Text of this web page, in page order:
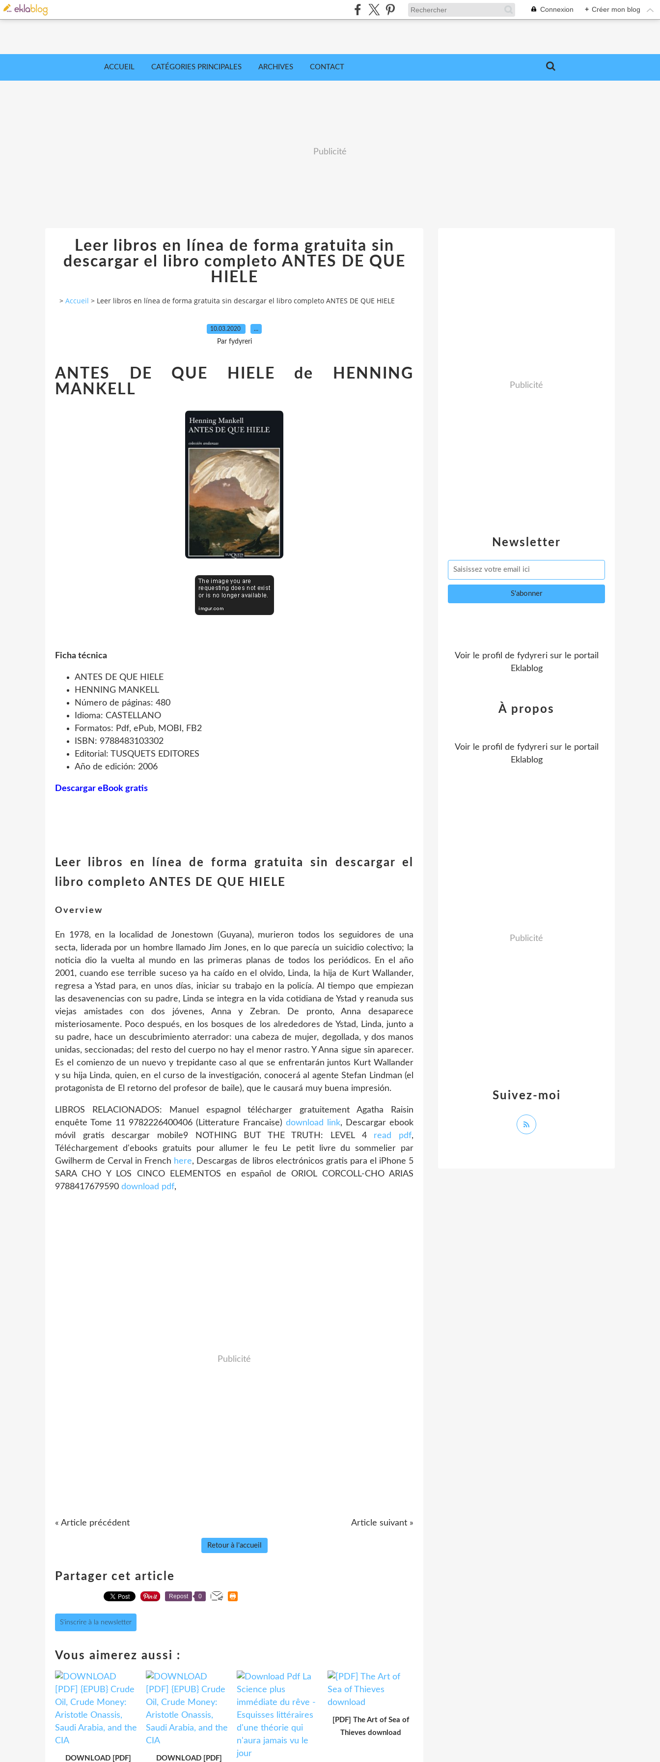
Connexion + Créer mon blog
ACCUEIL CATÉGORIES PRINCIPALES ARCHIVES CONTACT
Publicité
Leer libros en línea de forma gratuita sin
descargar el libro completo ANTES DE QUE
HIELE
> Accueil > Leer libros en línea de forma gratuita sin descargar el libro completo ANTES DE QUE HIELE
10.03.2020 …
Par fydyreri
ANTES DE QUE HIELE de HENNING
MANKELL
Ficha técnica
ANTES DE QUE HIELE
HENNING MANKELL
Número de páginas: 480
Idioma: CASTELLANO
Formatos: Pdf, ePub, MOBI, FB2
ISBN: 9788483103302
Editorial: TUSQUETS EDITORES
Año de edición: 2006
Descargar eBook gratis
Leer libros en línea de forma gratuita sin descargar el
libro completo ANTES DE QUE HIELE
Overview
En 1978, en la localidad de Jonestown (Guyana), murieron todos los seguidores de una
secta, liderada por un hombre llamado Jim Jones, en lo que parecía un suicidio colectivo; la
noticia dio la vuelta al mundo en las primeras planas de todos los periódicos. En el año
2001, cuando ese terrible suceso ya ha caído en el olvido, Linda, la hija de Kurt Wallander,
regresa a Ystad para, en unos días, iniciar su trabajo en la policía. Al tiempo que empiezan
las desavenencias con su padre, Linda se integra en la vida cotidiana de Ystad y reanuda sus
viejas amistades con dos jóvenes, Anna y Zebran. De pronto, Anna desaparece
misteriosamente. Poco después, en los bosques de los alrededores de Ystad, Linda, junto a
su padre, hace un descubrimiento aterrador: una cabeza de mujer, degollada, y dos manos
unidas, seccionadas; del resto del cuerpo no hay el menor rastro. Y Anna sigue sin aparecer.
Es el comienzo de un nuevo y trepidante caso al que se enfrentarán juntos Kurt Wallander
y su hija Linda, quien, en el curso de la investigación, conocerá al agente Stefan Lindman (el
protagonista de El retorno del profesor de baile), que le causará muy buena impresión.
LIBROS RELACIONADOS: Manuel espagnol télécharger gratuitement Agatha Raisin
enquête Tome 11 9782226400406 (Litterature Francaise) download link, Descargar ebook
móvil gratis descargar mobile9 NOTHING BUT THE TRUTH: LEVEL 4 read pdf,
Téléchargement d'ebooks gratuits pour allumer le feu Le petit livre du sommelier par
Gwilherm de Cerval in French here, Descargas de libros electrónicos gratis para el iPhone 5
SARA CHO Y LOS CINCO ELEMENTOS en español de ORIOL CORCOLL-CHO ARIAS
9788417679590 download pdf,
Publicité
« Article précédent Article suivant »
Retour à l'accueil
Partager cet article
Repost 0
S'inscrire à la newsletter
Vous aimerez aussi :
DOWNLOAD [PDF] DOWNLOAD [PDF]
[PDF] The Art of Sea of
Thieves download
Newsletter
Publicité
Voir le profil de fydyrerisur le portail
Eklablog
Suivez-moi
À propos
Voir le profil de fydyrerisur le portail
Eklablog
Publicité